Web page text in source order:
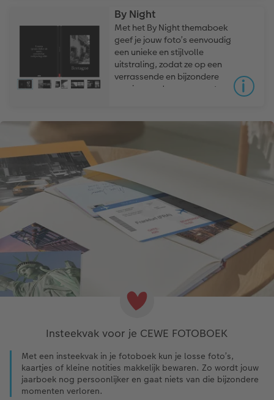
By Night
Met het By Night themaboek
geef je jouw foto’s eenvoudig
een unieke en stijlvolle
uitstraling, zodat ze op een
verrassende en bijzondere
manier worden gepresenteerd in
Insteekvak voor je CEWE FOTOBOEK
Met een insteekvak in je fotoboek kun je losse foto’s,
kaartjes of kleine notities makkelijk bewaren. Zo wordt jouw
jaarboek nog persoonlijker en gaat niets van die bijzondere
momenten verloren.